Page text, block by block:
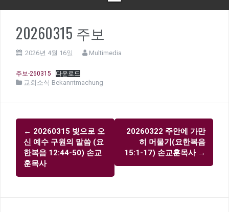
20260315 주보
2026년 4월 16일 Multimedia
주보-260315 다운로드
교회소식 Bekanntmachung
글
내
비
게
← 20260315 빛으로 오
신 예수 구원의 말씀 (요
한복음 12:44-50) 손교
훈목사
20260322 주안에 가만
히 머물기(요한복음
15:1-17) 손교훈목사 →